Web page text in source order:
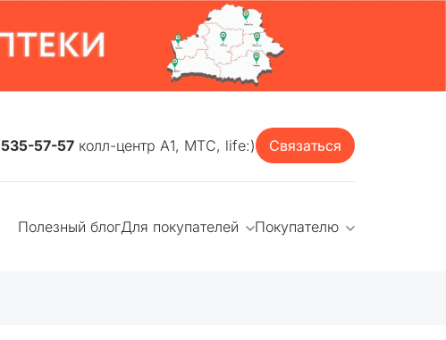
535-57-57 колл-центр А1, МТС, life:) Связаться
Полезный блогДля покупателей Покупателю